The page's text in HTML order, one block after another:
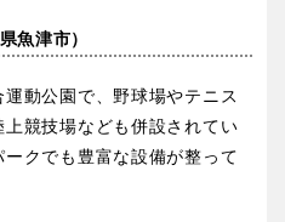
魚津市）
動公園で、野球場やテニス
競技場なども併設されてい
クでも豊富な設備が整って